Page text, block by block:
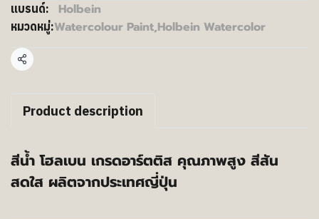
แบรนด์: Holbein
หมวดหมู่:Watercolour Paint,Holbein Watercolor
แชร์
Product description
สีน้ำ โฮลเบน เกรดอาร์ตติส คุณภาพสูง สีสัน
สดใส ผลิตจากประเทศญี่ปุ่น